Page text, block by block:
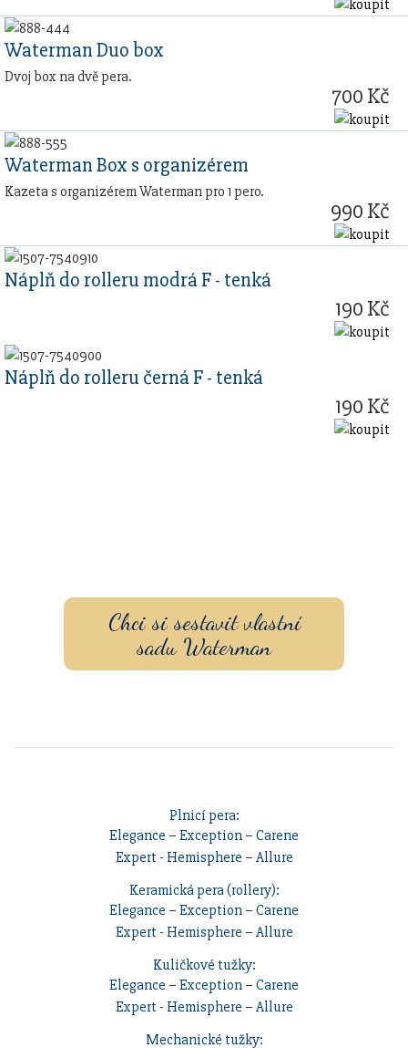
Waterman Duo box
Dvoj box na dvě pera.
700 Kč
Waterman Box s organizérem
Kazeta s organizérem Waterman pro 1 pero.
990 Kč
Náplň do rolleru modrá F - tenká
190 Kč
Náplň do rolleru černá F - tenká
190 Kč
Chci si sestavit vlastní
sadu Waterman
Plnicí pera:
Elegance – Exception – Carene
Expert - Hemisphere – Allure
Keramická pera (rollery):
Elegance – Exception – Carene
Expert - Hemisphere – Allure
Kuličkové tužky:
Elegance – Exception – Carene
Expert - Hemisphere – Allure
Mechanické tužky: